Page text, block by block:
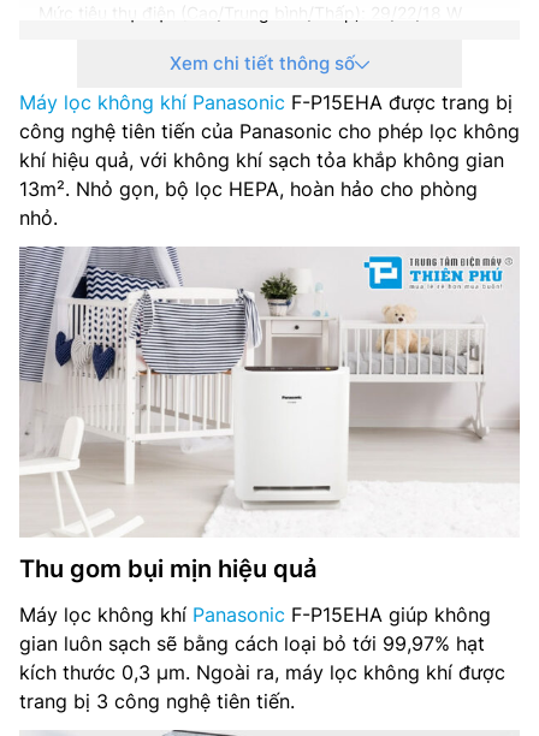
Mức tiêu thụ điện (Cao/Trung bình/Thấp): 29/22/18 W
Lưu lượng gió (Cao/Trung bình/Thấp): 1.6/1.2/0.8 m3/phút
Độ ồn (Cao/Trung bình/Thấp): 41/40/32 dB
Bộ lọc: Bộ lọc HEPA, Bộ lọc thô
Tiện ích: Khóa trẻ em
Kích thước: Cao 385 x Rộng 310 x Sâu 165 mm
Trọng lượng: 3.5 kg
Nhà sản xuất: Panasonic
Xuất xứ: Chính hãng
Xem chi tiết thông số
Máy lọc không khí Panasonic F-P15EHA được trang bị
công nghệ tiên tiến của Panasonic cho phép lọc không
khí hiệu quả, với không khí sạch tỏa khắp không gian
13m². Nhỏ gọn, bộ lọc HEPA, hoàn hảo cho phòng
nhỏ.
Thu gom bụi mịn hiệu quả
Máy lọc không khí Panasonic F-P15EHA giúp không
gian luôn sạch sẽ bằng cách loại bỏ tới 99,97% hạt
kích thước 0,3 μm. Ngoài ra, máy lọc không khí được
trang bị 3 công nghệ tiên tiến.